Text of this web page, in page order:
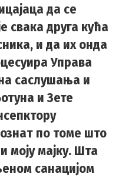
да се
свака друга кућа
и да их онда
Управа
саслушања и
и Зете
по томе што
моју мајку. Шта
санацијом